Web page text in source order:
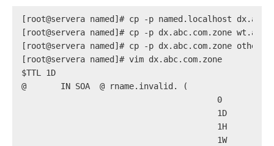
[root@servera named]# cp -p named.localhost
[root@servera named]# cp -p dx.abc.com.zone
[root@servera named]# cp -p dx.abc.com.zone
[root@servera named]# vim dx.abc.com.zone
$TTL 1D
@       IN SOA  @ rname.invalid. (
0       ;
1D      ;
1H      ;
1W      ;